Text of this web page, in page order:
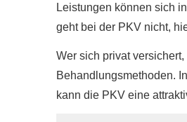
Leistungen können sich
geht bei der PKV nicht,
Wer sich privat
Behandlungsmethoden.
kann die PKV eine